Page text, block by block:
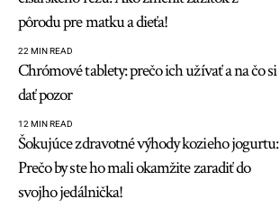
pôrodu pre matku a dieťa!
22 MIN READ
Chrómové tablety: prečo ich užívať a na čo si
dať pozor
12 MIN READ
Šokujúce zdravotné výhody kozieho jogurtu:
Prečo by ste ho mali okamžite zaradiť do
svojho jedálnička!